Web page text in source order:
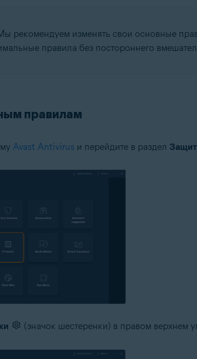
Home / Pro / Enterprise / Education
рекомендуем изменять свои основные
правила без постороннего
правилам
Avast Antivirus и перейдите в раздел
(значок шестеренки) в правом верхнем